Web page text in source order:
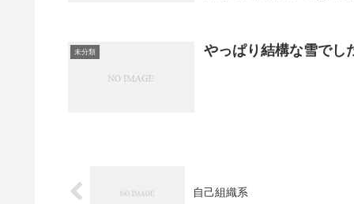
未分類 やっぱり結構な雪でし
自己組織系